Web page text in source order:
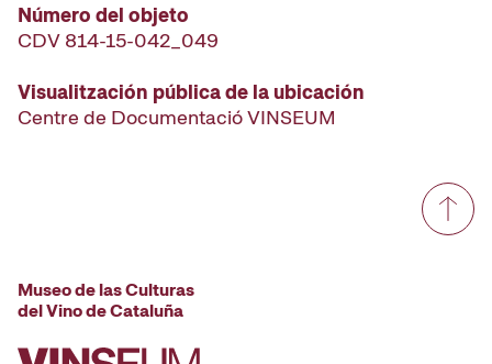
Número del objeto
CDV 814-15-042_049
Visualitzación pública de la ubicación
Centre de Documentació VINSEUM
Museo de las Culturas
del Vino de Cataluña